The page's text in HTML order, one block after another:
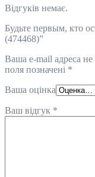
Відгуків немає.
Будьте первым, кто
(474468)”
Ваша e-mail адреса
поля позначені *
Ваша оцінка
Ваш відгук *